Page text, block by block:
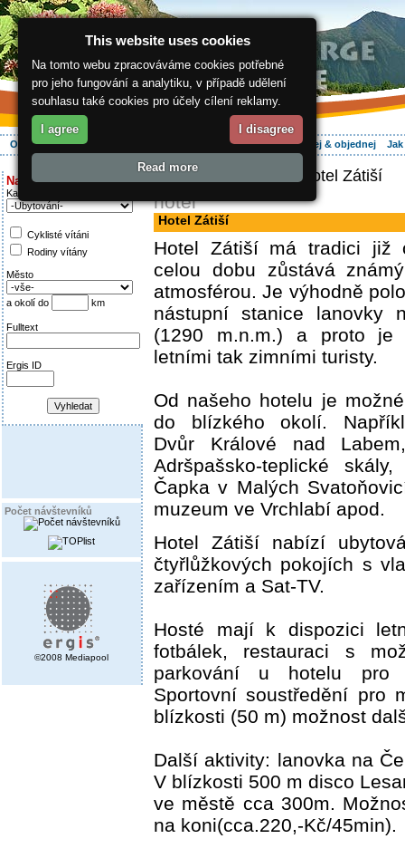
O regionu Aktivně Ubytování Hledej & objednej
Najděte si:
Kategorie
Cyklisté vítáni
Rodiny vítány
Město
a okolí do km
Fulltext
Ergis ID
Počet návštevníků
©2008 Mediapool
ergis.cz > Hotel Zátiší
hotel
Hotel Zátiší
Hotel Zátiší má tradici již
celou dobu zůstává
atmosférou. Je výhodně
nástupní stanice lanovky
(1290 m.n.m.) a proto je
letními tak zimními turisty.
Od našeho hotelu je
do blízkého okolí.
Dvůr Králové nad
Adršpašsko-teplické
Čapka v Malých
muzeum ve Vrchlabí apod.
Hotel Zátiší nabízí
čtyřlůžkových pokojích s
zařízením a Sat-TV.
Hosté mají k dispozici
fotbálek, restauraci s
parkování u hotelu pro
Sportovní soustředění pro
blízkosti (50 m) možnost
Další aktivity: lanovka na
V blízkosti 500 m disco
ve městě cca 300m.
na koni(cca.220,-Kč/45min).
This website uses cookies
Na tomto webu zpracováváme cookies potřebné
pro jeho fungování a analytiku, v případě udělení
souhlasu také cookies pro účely cílení reklamy.
I agree I disagree
Read more